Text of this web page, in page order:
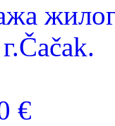
€